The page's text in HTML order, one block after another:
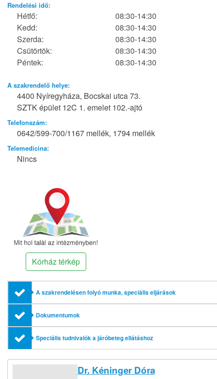
Rendelési idő:
Hétfő:
08:30-14:30
Kedd:
08:30-14:30
Szerda:
08:30-14:30
Csütörtök:
08:30-14:30
Péntek:
08:30-14:30
A szakrendelő helye:
4400 Nyíregyháza, Bocskai utca 73.
SZTK épület 12C 1. emelet 102.-ajtó
Telefonszám:
0642/599-700/1167 mellék, 1794 mellék
Telemedicina:
Nincs
Kórház térkép
A szakrendelésen folyó munka, speciális eljárások
Dokumentumok
Speciális tudnivalók a járóbeteg ellátáshoz
Dr. Kéninger Dóra